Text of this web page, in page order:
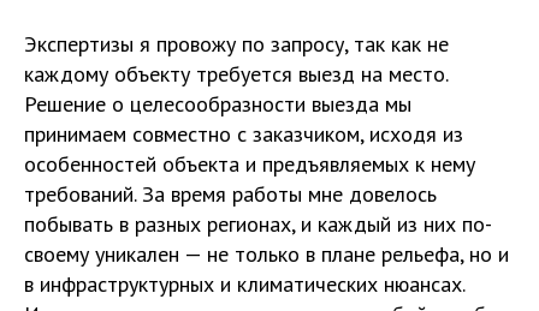
Экспертизы я провожу по запросу, так как не
каждому объекту требуется выезд на место.
Решение о целесообразности выезда мы
принимаем совместно с заказчиком, исходя из
особенностей объекта и предъявляемых к нему
требований. За время работы мне довелось
побывать в разных регионах, и каждый из них по-
своему уникален — не только в плане рельефа, но и
в инфраструктурных и климатических нюансах.